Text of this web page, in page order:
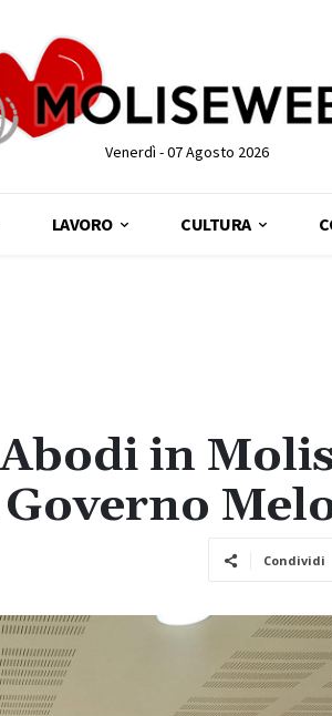
Venerdì - 07 Agosto 2026
LAVORO CULTURA
in
Condividi